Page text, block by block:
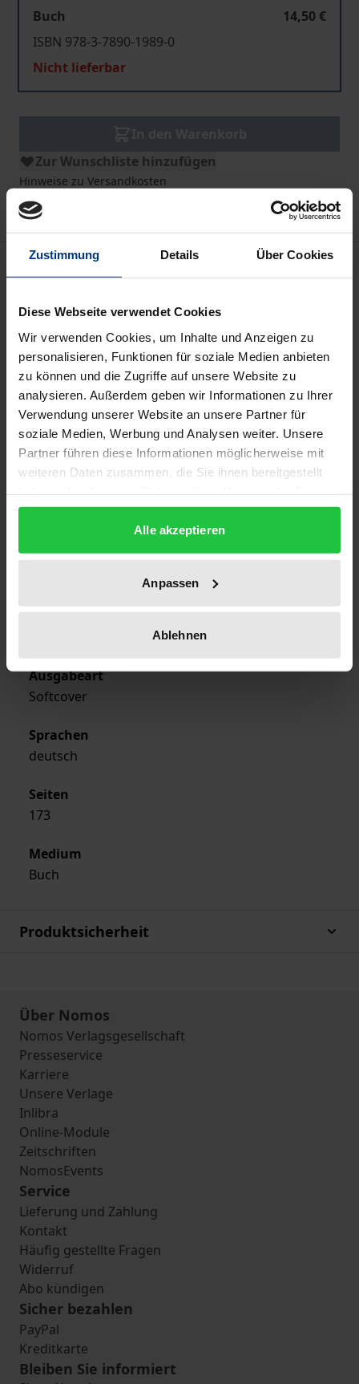
Zustimmung Details Über Cookies
Diese Webseite verwendet Cookies
Wir verwenden Cookies, um Inhalte und Anzeigen zu
personalisieren, Funktionen für soziale Medien anbieten
zu können und die Zugriffe auf unsere Website zu
analysieren. Außerdem geben wir Informationen zu Ihrer
Verwendung unserer Website an unsere Partner für
soziale Medien, Werbung und Analysen weiter. Unsere
Partner führen diese Informationen möglicherweise mit
weiteren Daten zusammen, die Sie ihnen bereitgestellt
gesammelt haben.
Alle akzeptieren
Anpassen
Ablehnen
Buch
14,50 €
ISBN 978-3-7890-1989-0
Nicht lieferbar
Zur Wunschliste hinzufügen
Hinweise zu Versandkosten
Bibliografische Angaben
Auflage
1
ISBN
978-3-7890-1989-0
Untertitel
Griechisch-türkische Beziehungen nach Davos
Erscheinungsjahr
Verlag
Ausgabeart
Softcover
Sprachen
deutsch
Seiten
173
Medium
Buch
Produktsicherheit
Über Nomos
Nomos Verlagsgesellschaft
Presseservice
Karriere
Unsere Verlage
Inlibra
Online-Module
Zeitschriften
NomosEvents
Service
Lieferung und Zahlung
Kontakt
Häufig gestellte Fragen
Widerruf
Abo kündigen
Sicher bezahlen
PayPal
Kreditkarte
Bleiben Sie informiert